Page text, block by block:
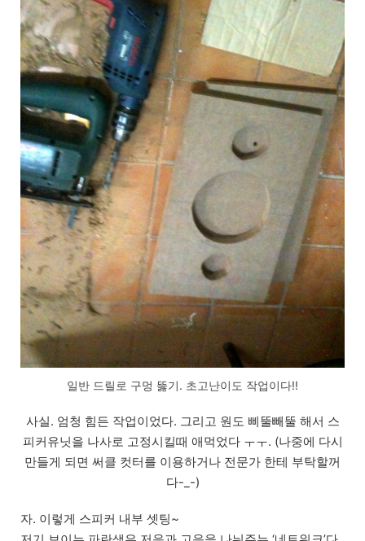
일반 드릴로 구멍 뚫기. 초고난이도 작업이다!!
사실. 엄청 힘든 작업이었다. 그리고 원도 삐뚤빼뚤 해서 스
피커유닛을 나사로 고정시킬때 애먹었다 ㅜㅜ. (나중에 다시
만들게 되면 써클 컷터를 이용하거나 전문가 한테 부탁할꺼
다-_-)
자. 이렇게 스피커 내부 셋팅~